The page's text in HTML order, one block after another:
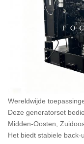
Wereldwijde
Deze generatorset
Midden-Oosten,
Het biedt stabiele back-